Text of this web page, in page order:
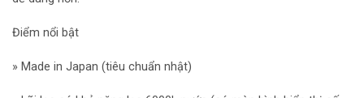
Điểm nổi bật
» Made in Japan (tiêu chuẩn nhật)